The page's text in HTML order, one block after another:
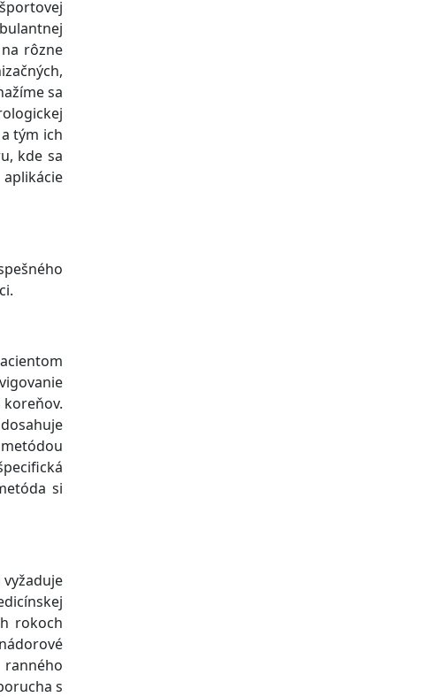
rôzne
sa
tým ich
kde sa
si
rokoch
s